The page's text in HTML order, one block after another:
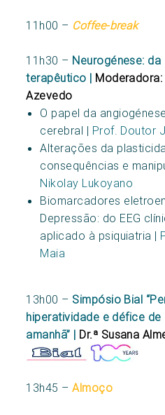
11h00 – Coffee-break
11h30 – Neurogénese:
terapêutico |
Azevedo
O papel da
cerebral | Prof. Doutor
Alterações da
consequências e
Nikolay Lukoyano
Biomarcadores
Depressão: do EEG
aplicado à psiquiatria |
Maia
13h00 – Simpósio Bial
hiperatividade e défice de
amanhã” | Dr.ª Susana
13h45 –Almoço